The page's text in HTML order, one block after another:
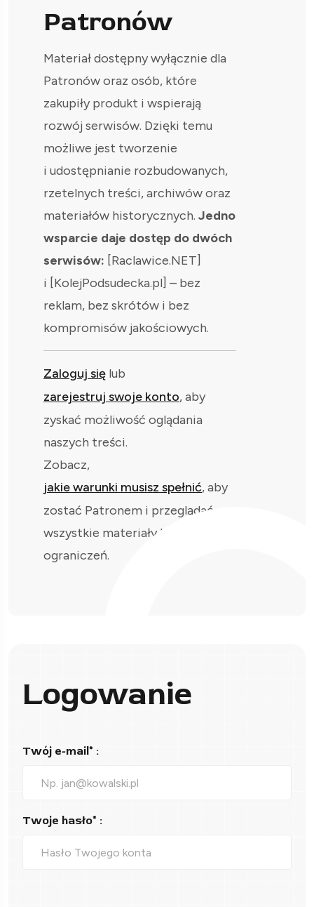
Patronów
Materiał dostępny wyłącznie dla
Patronów oraz osób, które
zakupiły produkt i wspierają
rozwój serwisów. Dzięki temu
możliwe jest tworzenie
i udostępnianie rozbudowanych,
rzetelnych treści, archiwów oraz
materiałów historycznych. Jedno
wsparcie daje dostęp do dwóch
serwisów: [Raclawice.NET]
i [KolejPodsudecka.pl] – bez
reklam, bez skrótów i bez
kompromisów jakościowych.
Zaloguj się lub
zarejestruj swoje konto, aby
zyskać możliwość oglądania
naszych treści.
Zobacz,
jakie warunki musisz spełnić, aby
zostać Patronem i przeglądać
wszystkie materiały bez
ograniczeń.
Logowanie
Twój e-mail* :
Twoje hasło* :